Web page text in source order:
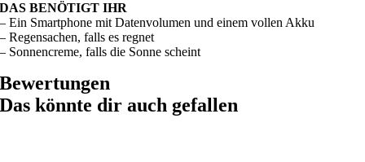
DAS BENÖTIGT IHR
– Ein Smartphone mit Datenvolumen und einem vollen Akku
– Regensachen, falls es regnet
– Sonnencreme, falls die Sonne scheint
Bewertungen
Das könnte dir auch gefallen